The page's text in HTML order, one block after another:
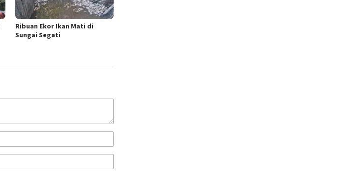
Ribuan Ekor Ikan Mati di
Sungai Segati